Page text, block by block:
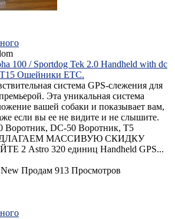
100 / Sportdog Tek 2.0 Handheld with dc
Ошейники ETC.
система GPS-слежения для
Эта уникальная система
вашей собаки и показывает вам,
если вы ее не видите и не слышите.
DC-50 Воротник, T5
МАССИВУЮ СКИДКУ
2 Astro 320 единиц Handheld GPS...
New Продам 913 Просмотров